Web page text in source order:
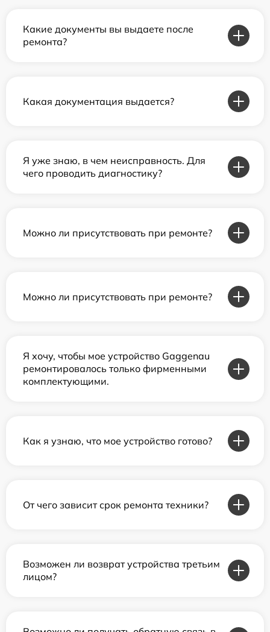
Какие документы вы выдаете после
ремонта?
Какая документация выдается?
Я уже знаю, в чем неисправность. Для
чего проводить диагностику?
Можно ли присутствовать при ремонте?
Можно ли присутствовать при ремонте?
Я хочу, чтобы мое устройство Gaggenau
ремонтировалось только фирменными
комплектующими.
Как я узнаю, что мое устройство готово?
От чего зависит срок ремонта техники?
Возможен ли возврат устройства третьим
лицом?